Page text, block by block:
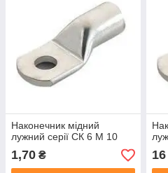
Наконечник мідний
лужний серії СК 6 М 10
1,70 ₴ 16